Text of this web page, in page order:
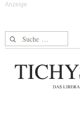
Suche nach: